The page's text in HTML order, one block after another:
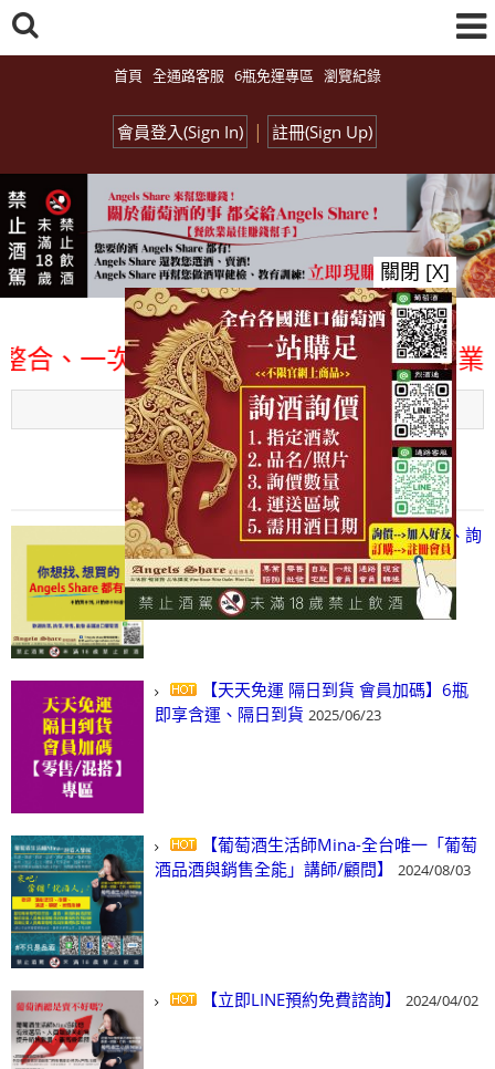
首頁 全通路客服 6瓶免運專區 瀏覽紀錄
會員登入(Sign In) | 註冊(Sign Up)
一次購足」各國進口酒類商品 專業詢(
Menu
總覽-促銷&活動
all events
【凡酒問Angels Share】線上選酒、詢
(尋)酒、詢價、零售、批發，看這裡!
2024/03/01
【天天免運 隔日到貨 會員加碼】6瓶
即享含運、隔日到貨 2025/06/23
【葡萄酒生活師Mina-全台唯一「葡萄
酒品酒與銷售全能」講師/顧問】
2024/08/03
【立即LINE預約免費諮詢】 2024/04/02
關閉 [X]